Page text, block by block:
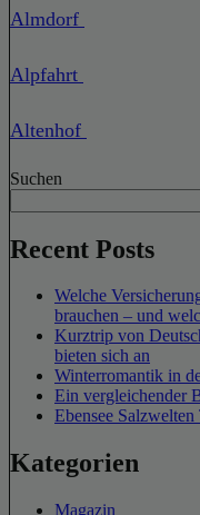
Almdorf
Alpfahrt
Altenhof
Suchen
Recent Posts
Welche
brauchen – und
Kurztrip von
bieten sich an
Winterromantik in
Ein vergleichender
Ebensee Salzwelten
Kategorien
Magazin